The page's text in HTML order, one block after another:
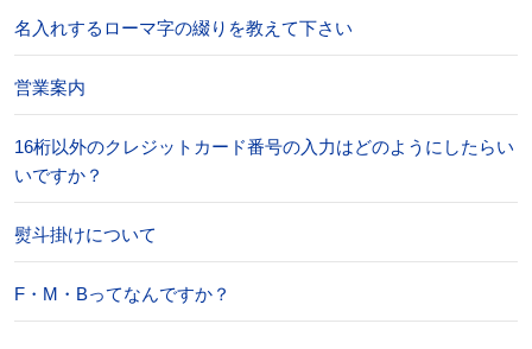
名入れするローマ字の綴りを教えて下さい
営業案内
16桁以外のクレジットカード番号の入力はどのようにしたらい
いですか？
熨斗掛けについて
F・M・Bってなんですか？